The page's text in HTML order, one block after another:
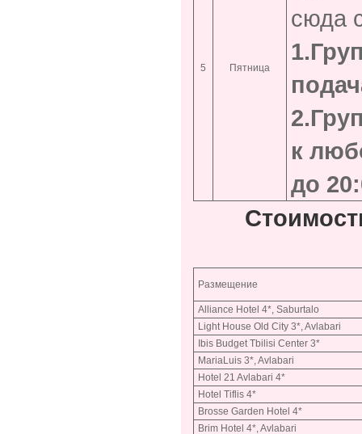
5 Пятница
сюда
к
до
Размещение
Alliance Hotel 4*, Saburtalo
Light House Old City 3*, Avlabari
Ibis Budget Tbilisi Center 3*
MariaLuis 3*, Avlabari
Hotel 21 Avlabari 4*
Hotel Tiflis 4*
Brosse Garden Hotel 4*
Brim Hotel 4*, Avlabari